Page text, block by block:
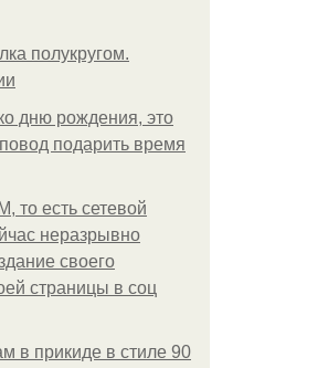
полукругом.
дню рождения, это
подарить время
то есть сетевой
неразрывно
своего
страницы в соц
в прикиде в стиле 90